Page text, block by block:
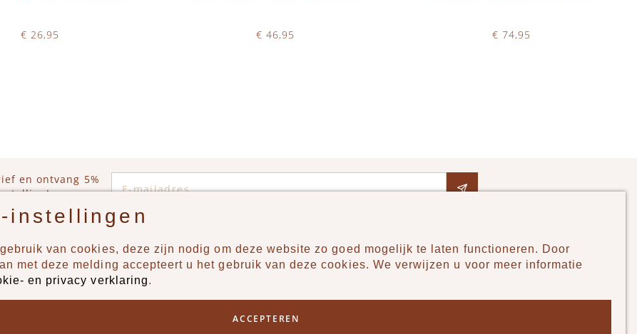
€ 26,95 € 46,95 € 74,95
en ontvang 5%
Producten Pudilo
instellingen
van cookies, deze zijn nodig om deze website zo goed mogelijk te laten functioneren. Door
met deze melding accepteert u het gebruik van deze cookies. We verwijzen u voor meer informatie
en privacy verklaring.
ACCEPTEREN